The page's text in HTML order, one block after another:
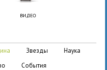
ВИДЕО
звезды
наука
события